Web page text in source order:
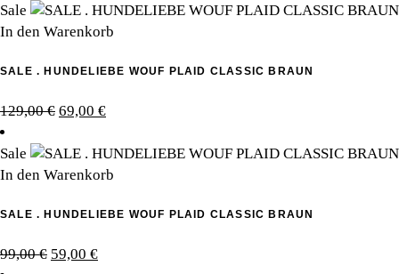
war:
99,00 €
ist:
59,00 €.
Sale
In den Warenkorb
SALE . HUNDELIEBE WOUF PLAID CLASSIC BRAUN
129,00€ Ursprünglicher
war:
129,00 €
69,00 €Aktueller
ist:
69,00 €.
Sale
In den Warenkorb
SALE . HUNDELIEBE WOUF PLAID CLASSIC BRAUN
99,00€ Ursprünglicher
59,00 €Aktueller